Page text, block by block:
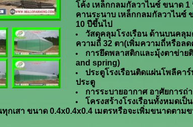
โค้ง เหล็กกลมกัลวาไนซ์ ขนาด 1
คานระนาบ เหล็กกลมกัลวาไนซ์
10 ปีขึ้นไป
วัสดุคลุมโรงเรือน ด้านบนคลุ
ความถี่ 32 ตา(เพิ่มความถี่หรือลด
การยึดพลาสติกและมุ้งตาข่าย
and spring)
ประตูโรงเรือนติดแผ่นโพลีคา
ประตู
การระบายอากาศ อาศัยการถ่
โครงสร้างโรงเรือนทั้งหมดเ
กเสา ขนาด0.4x0.4x0.4 เมตรหรือจะเพิ่มขนาดตาม